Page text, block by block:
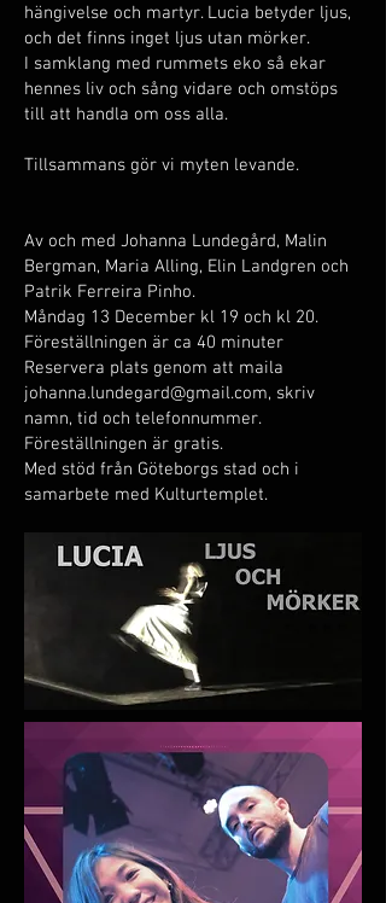
hängivelse och martyr. Lucia betyder ljus,
och det finns inget ljus utan mörker.
I samklang med rummets eko så ekar
hennes liv och sång vidare och omstöps
till att handla om oss alla.
Tillsammans gör vi myten levande.
Av och med Johanna Lundegård, Malin
Bergman, Maria Alling, Elin Landgren och
Patrik Ferreira Pinho.
Måndag 13 December kl 19 och kl 20.
Föreställningen är ca 40 minuter
Reservera plats genom att maila
johanna.lundegard@gmail.com, skriv
namn, tid och telefonnummer.
Föreställningen är gratis.
Med stöd från Göteborgs stad och i
samarbete med Kulturtemplet.